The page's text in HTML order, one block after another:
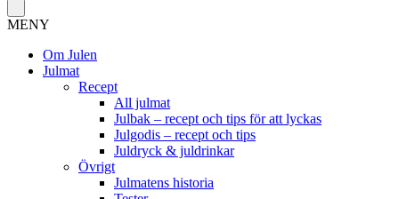
MENY
Om Julen
Julmat
Recept
All julmat
Julbak – recept och tips för att lyckas
Julgodis – recept och tips
Juldryck & juldrinkar
Övrigt
Julmatens historia